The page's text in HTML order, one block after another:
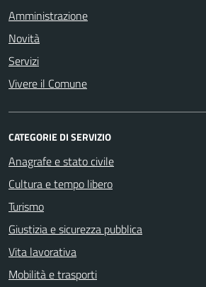
Amministrazione
Novità
Servizi
Vivere il Comune
CATEGORIE DI SERVIZIO
Anagrafe e stato civile
Cultura e tempo libero
Turismo
Giustizia e sicurezza pubblica
Vita lavorativa
Mobilità e trasporti